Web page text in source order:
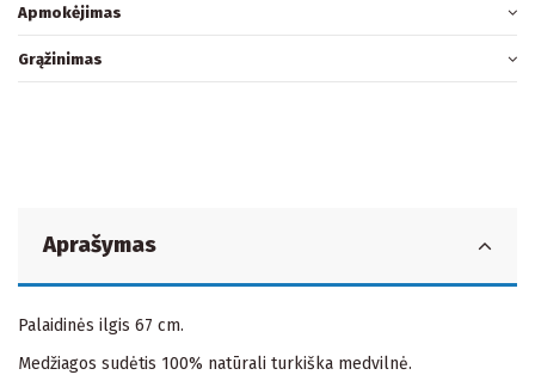
Apmokėjimas
Grąžinimas
Aprašymas
Palaidinės ilgis 67 cm.
Medžiagos sudėtis 100% natūrali turkiška medvilnė.